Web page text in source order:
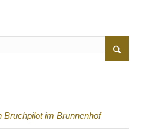
Bruchpilot im Brunnenhof